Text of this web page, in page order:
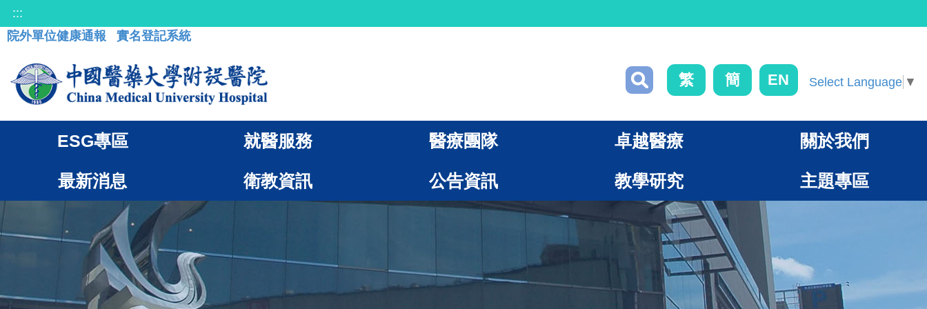
:::
院外單位健康通報
實名登記系統
繁 簡 EN Select Language ▼
ESG專區 就醫服務 醫療團隊 卓越醫療 關於我們
最新消息 衛教資訊 公告資訊 教學研究 主題專區